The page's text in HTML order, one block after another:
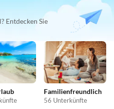
Entdecken Sie
Familienfreundlich
56 Unterkünfte